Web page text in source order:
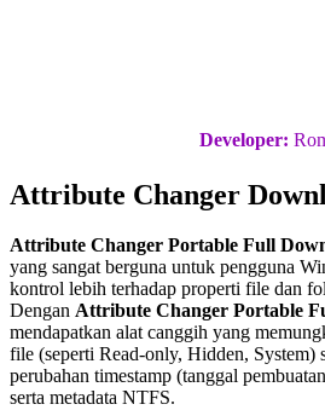
Developer:
Attribute Changer
Attribute Changer Portable Full
yang sangat berguna untuk pengguna
kontrol lebih terhadap properti file dan
Dengan Attribute Changer Portable
mendapatkan alat canggih yang
file (seperti Read-only, Hidden, System)
perubahan timestamp (tanggal
serta metadata NTFS.